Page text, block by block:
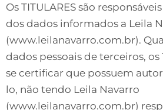
Os TITULARES são
dos dados informados a Leila
(www.leilanavarro.com.br).
dados pessoais de terceiros, os
se certificar que possuem
lo, não tendo Leila Navarro
(www.leilanavarro.com.br)